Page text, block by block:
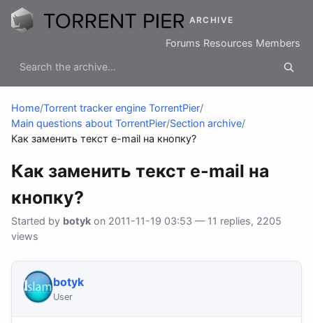
ARCHIVE
Forums Resources Members
Home/Torrent tracker engine TorrentPier/
Main questions about TorrentPier/Section archive/
Как заменить текст e-mail на кнопку?
Как заменить текст e-mail на
кнопку?
Started by botyk on 2011-11-19 03:53 — 11 replies, 2205
views
botyk
User